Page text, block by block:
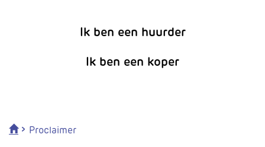
Ik ben een huurder
Ik ben een koper
› Proclaimer